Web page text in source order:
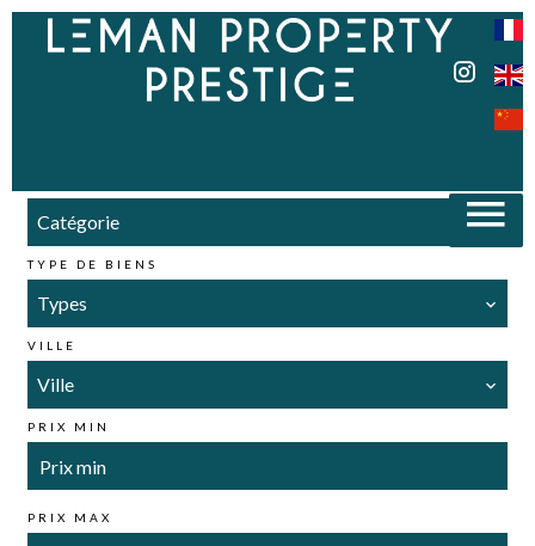
Catégorie
TYPE DE BIENS
Types
VILLE
Ville
PRIX MIN
PRIX MAX